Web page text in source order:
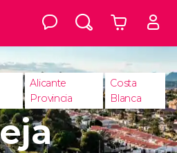
Alicante
Provincia
Costa
Blanca